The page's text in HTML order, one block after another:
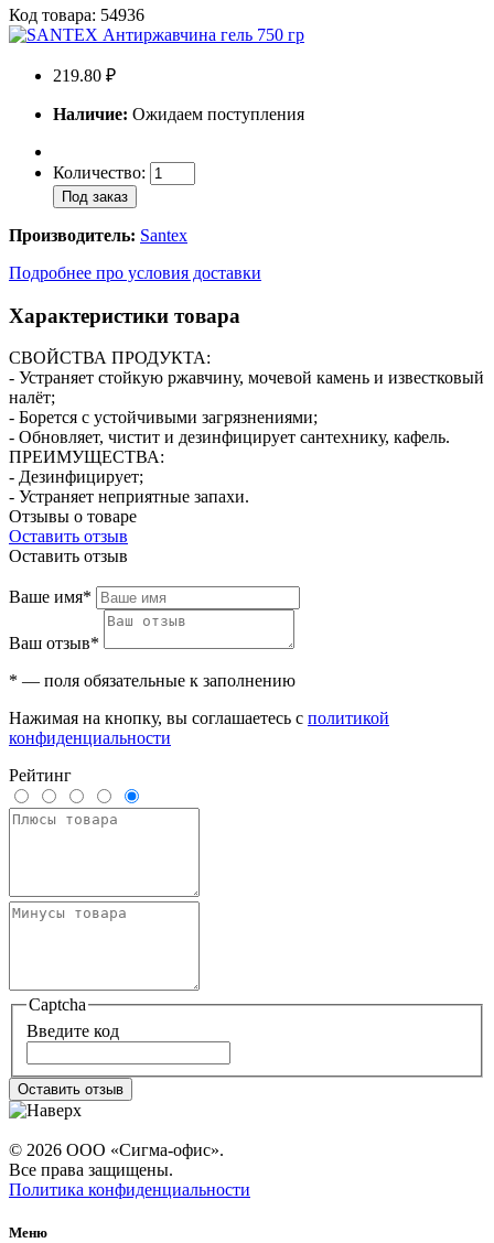
Код товара: 54936
219.80 ₽
Наличие: Ожидаем поступления
Количество:
Под заказ
Производитель: Santex
Подробнее про условия доставки
Характеристики товара
СВОЙСТВА ПРОДУКТА:
- Устраняет стойкую ржавчину, мочевой камень и известковый
налёт;
- Борется с устойчивыми загрязнениями;
- Обновляет, чистит и дезинфицирует сантехнику, кафель.
ПРЕИМУЩЕСТВА:
- Дезинфицирует;
- Устраняет неприятные запахи.
Отзывы о товаре
Оставить отзыв
Оставить отзыв
Ваше имя*
Ваш отзыв*
* — поля обязательные к заполнению
Нажимая на кнопку, вы соглашаетесь с политикой
конфиденциальности
Рейтинг
Captcha
Введите код
Оставить отзыв
© 2026 ООО «Сигма-офис».
Все права защищены.
Политика конфиденциальности
Меню